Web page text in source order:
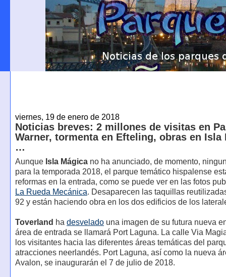
viernes, 19 de enero de 2018
Noticias breves: 2 millones de visitas en
Warner, tormenta en Efteling, obras en Isla
…
Aunque Isla Mágicano ha anunciado, de momento,
para la temporada 2018, el parque temático hispalense
reformas en la entrada, como se puede ver en las fotos
La Rueda Mecánica. Desaparecen las taquillas
92 y están haciendo obra en los dos edificios de los
Toverland ha desveladouna imagen de su futura nueva
área de entrada se llamará Port Laguna. La calle Via
los visitantes hacia las diferentes áreas temáticas del
atracciones neerlandés. Port Laguna, así como la nueva
Avalon, se inaugurarán el 7 de julio de 2018.